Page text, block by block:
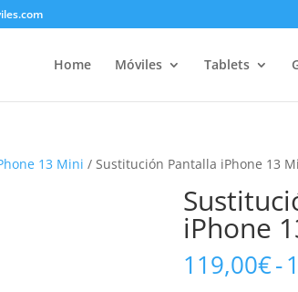
Home Móviles Tablets
13 Mini / Sustitución Pantalla iPhone 13
iPhone
119,00€-